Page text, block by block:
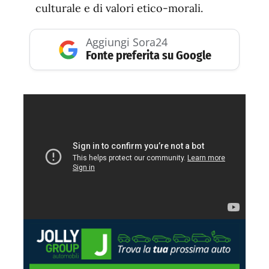
culturale e di valori etico-morali.
Aggiungi Sora24
Fonte preferita su Google